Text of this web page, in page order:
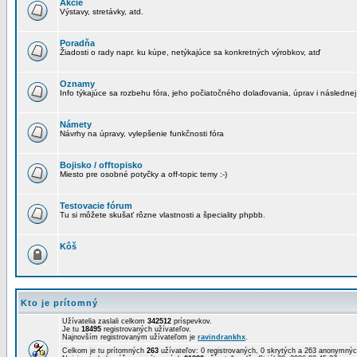
Akcie
Výstavy, stretávky, atd.
Poradňa
Žiadosti o rady napr. ku kúpe, netýkajúce sa konkretných výrobkov, atď
Oznamy
Info týkajúce sa rozbehu fóra, jeho počiatočného dolaďovania, úprav i následnej
Námety
Návrhy na úpravy, vylepšenie funkčnosti fóra
Bojisko / offtopisko
Miesto pre osobné potyčky a off-topic temy :-)
Testovacie fórum
Tu si môžete skušať rôzne vlastnosti a špeciality phpbb.
Kôš
Kto je prítomný
Užívatelia zaslali celkom 342512 príspevkov.
Je tu 18495 registrovaných užívateľov.
Najnovším registrovaným užívateľom je ravindrankhx.
Celkom je tu prítomných 263 užívateľov: 0 registrovaných, 0 skrytých a 263